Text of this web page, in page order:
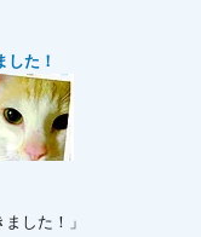
した！
した！」